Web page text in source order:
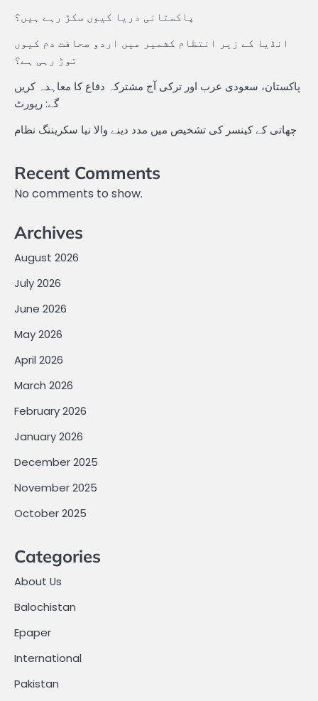
پاکستانی دریا کیوں سکڑ رہے ہیں؟
انڈیا کے زیر انتظام کشمیر میں اردو صحافت دم کیوں
توڑ رہی ہے؟
پاکستان، سعودی عرب اور ترکی آج مشترکہ دفاع کا معاہدہ کریں
گے: رپورٹ
چھاتی کے کینسر کی تشخیص میں مدد دینے والا نیا سکریننگ نظام
Recent Comments
No comments to show.
Archives
August 2026
July 2026
June 2026
May 2026
April 2026
March 2026
February 2026
January 2026
December 2025
November 2025
October 2025
Categories
About Us
Balochistan
Epaper
International
Pakistan